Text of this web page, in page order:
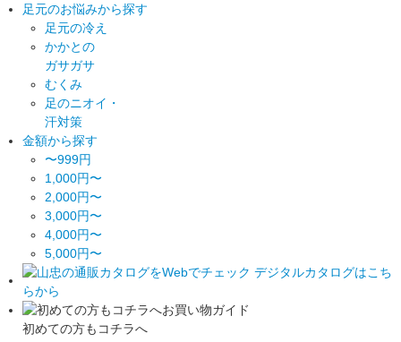
足元のお悩みから探す
足元の冷え
かかとの
ガサガサ
むくみ
足のニオイ・
汗対策
金額から探す
〜999円
1,000円〜
2,000円〜
3,000円〜
4,000円〜
5,000円〜
初めての方もコチラへ